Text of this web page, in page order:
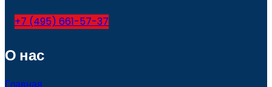
+7 (495) 661-57-37
О нас
Главная